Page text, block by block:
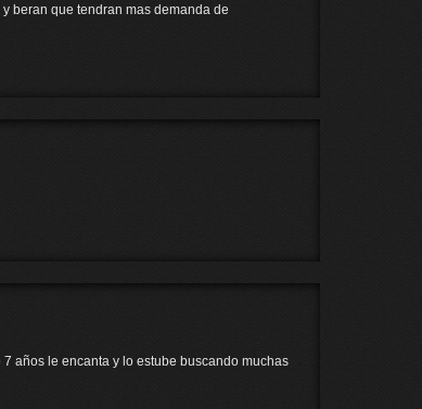
beran que tendran mas demanda de
años le encanta y lo estube buscando muchas